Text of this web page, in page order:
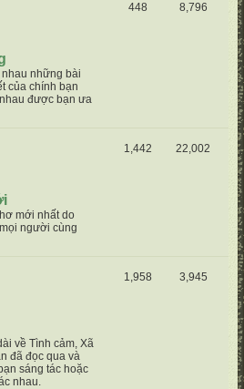
những bài
của chính bạn
được bạn ưa
448 8,796
mới nhất do
người cùng
1,442 22,002
về Tình cảm, Xã
đã đọc qua và
sáng tác hoặc
nhau.
1,958 3,945